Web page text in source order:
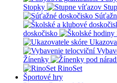
Stopky
doskočisko
Žínenky
RinoSet
Športové hry